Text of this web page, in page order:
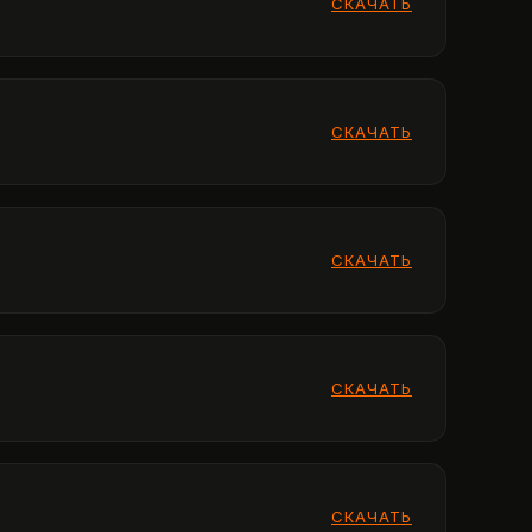
СКАЧАТЬ
СКАЧАТЬ
СКАЧАТЬ
СКАЧАТЬ